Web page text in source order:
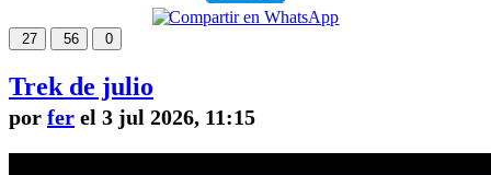
27 56 0
Trek de julio
por fer el 3 jul 2026, 11:15